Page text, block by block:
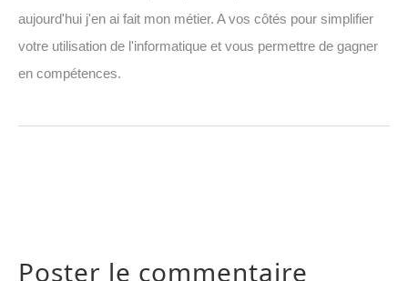
aujourd'hui j'en ai fait mon métier. A vos côtés pour simplifier
votre utilisation de l'informatique et vous permettre de gagner
en compétences.
Poster le commentaire